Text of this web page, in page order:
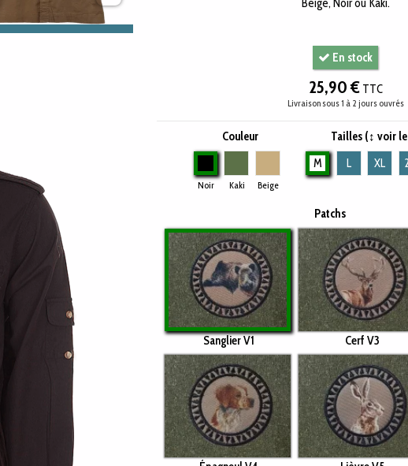
Beige, Noir ou Kaki.
En stock
25,90 €TTC
Livraison sous 1 à 2 jours ouvrés
Couleur
Noir Kaki Beige
Tailles (↕ voir
M
L XL
Patchs
Sanglier V1 Cerf V3